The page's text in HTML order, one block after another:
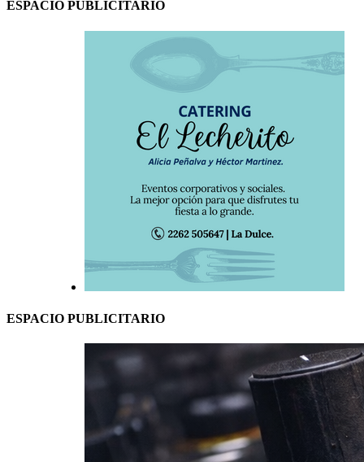
ESPACIO PUBLICITARIO
ESPACIO PUBLICITARIO